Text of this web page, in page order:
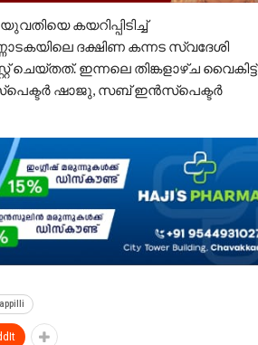
കയറിപ്പിടിച്ച്
ദക്ഷിണ കന്നട സ്വദേശി
ചെയ്തത്. ഇന്നലെ തിങ്കളാഴ്ച വൈകിട്ട്
ഷാജു, സബ് ഇൻസ്പെക്ടർ